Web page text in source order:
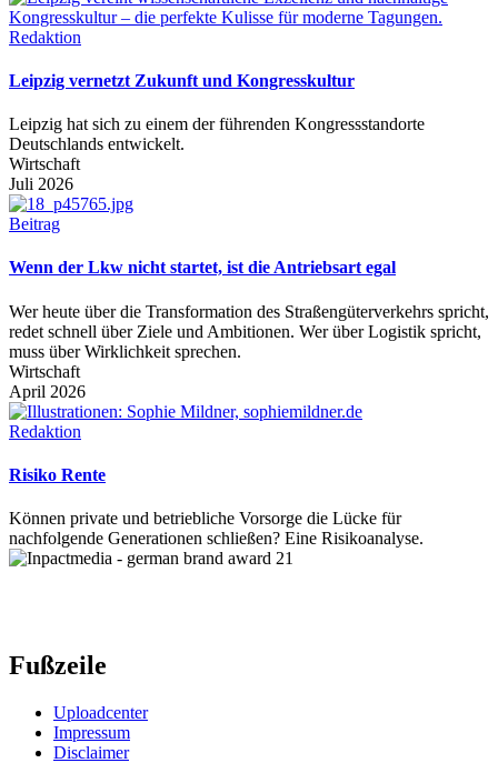
Redaktion
Leipzig vernetzt Zukunft und Kongresskultur
Leipzig hat sich zu einem der führenden Kongressstandorte
Deutschlands entwickelt.
Wirtschaft
Juli 2026
Beitrag
Wenn der Lkw nicht startet, ist die Antriebsart egal
Wer heute über die Transformation des Straßengüterverkehrs spricht,
redet schnell über Ziele und Ambitionen. Wer über Logistik spricht,
muss über Wirklichkeit sprechen.
Wirtschaft
April 2026
Redaktion
Risiko Rente
Können private und betriebliche Vorsorge die Lücke für
nachfolgende Generationen schließen? Eine Risikoanalyse.
Fußzeile
Uploadcenter
Impressum
Disclaimer